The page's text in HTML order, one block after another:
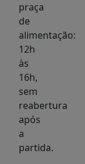
praça
de
alimentação:
12h
às
16h,
sem
reabertura
após
a
partida.